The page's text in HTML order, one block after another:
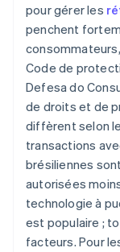
pour gérer les
penchent
Code de
Defesa do
de droits et de
diffèrent selon
transactions
brésiliennes
autorisées
technologie à
est populaire ;
facteurs. Pour